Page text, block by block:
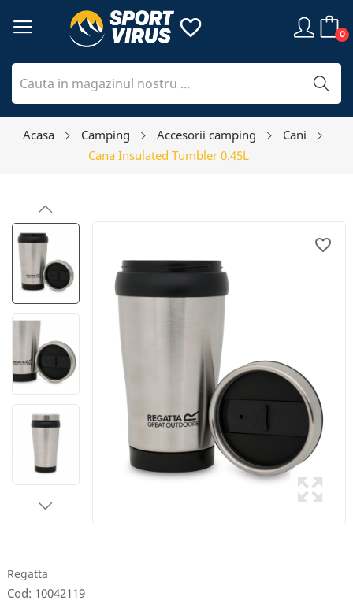
0
favorite_border
Acasa Camping Accesorii camping
Cani
Cana Insulated Tumbler 0.45L
favorite_border
Regatta
Cod: 10042119